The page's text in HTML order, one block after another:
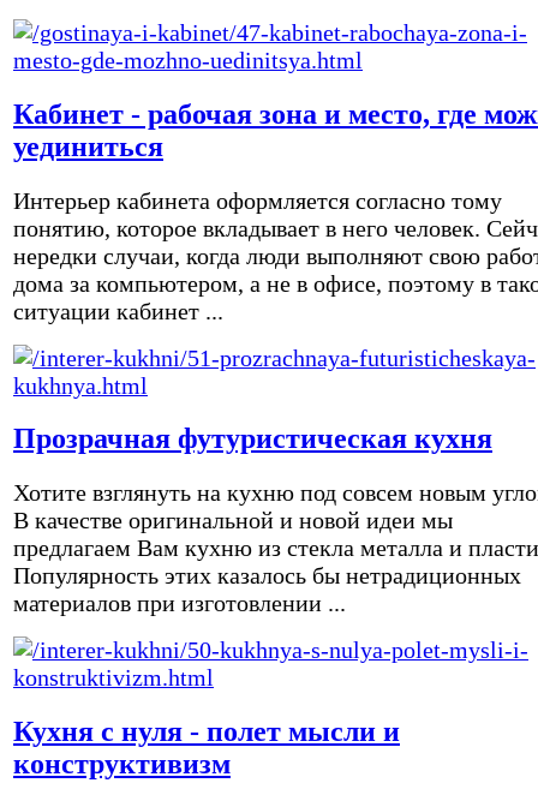
Кабинет - рабочая зона и место, где
уединиться
Интерьер кабинета оформляется согласно тому
понятию, которое вкладывает в него человек.
нередки случаи, когда люди выполняют свою
дома за компьютером, а не в офисе, поэтому в
ситуации кабинет ...
Прозрачная футуристическая кухня
Хотите взглянуть на кухню под совсем новым
В качестве оригинальной и новой идеи мы
предлагаем Вам кухню из стекла металла и
Популярность этих казалось бы нетрадиционных
материалов при изготовлении ...
Кухня с нуля - полет мысли и
конструктивизм